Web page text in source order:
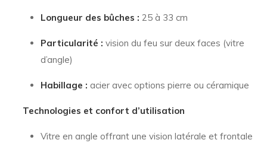
Longueur des bûches : 25 à 33 cm
Particularité : vision du feu sur deux faces (vitre
d’angle)
Habillage : acier avec options pierre ou céramique
Technologies et confort d’utilisation
Vitre en angle offrant une vision latérale et frontale